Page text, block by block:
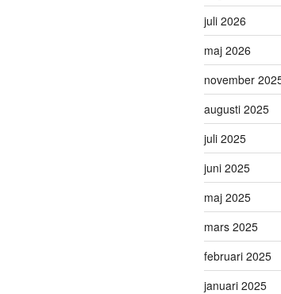
juli 2026
maj 2026
november
augusti 2025
juli 2025
juni 2025
maj 2025
mars 2025
februari 2025
januari 2025